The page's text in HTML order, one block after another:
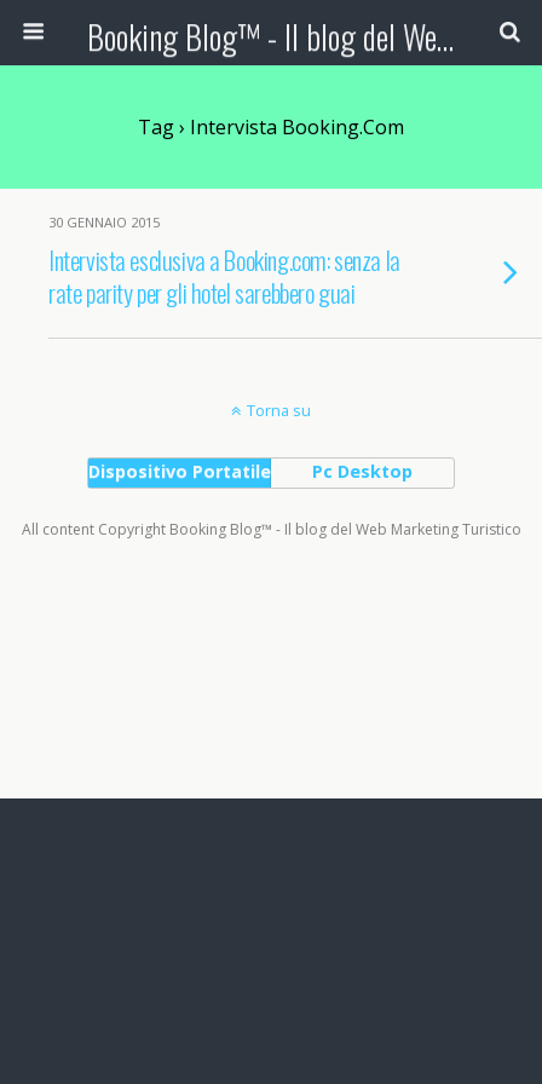
Booking Blog™ - Il blog del Web Marketing Turistico
Tag › Intervista Booking.com
30 GENNAIO 2015
Intervista esclusiva a Booking.com: senza la
rate parity per gli hotel sarebbero guai
Torna su
Dispositivo Portatile Pc Desktop
All content Copyright Booking Blog™ - Il blog del Web Marketing Turistico